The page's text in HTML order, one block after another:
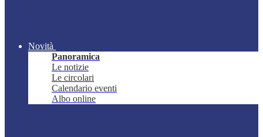
Novità
Panoramica
Le notizie
Le circolari
Calendario eventi
Albo online